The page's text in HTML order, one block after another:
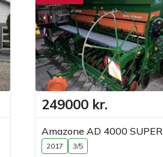
249000 kr.
Amazone AD 4000 SUPER
2017 3/5